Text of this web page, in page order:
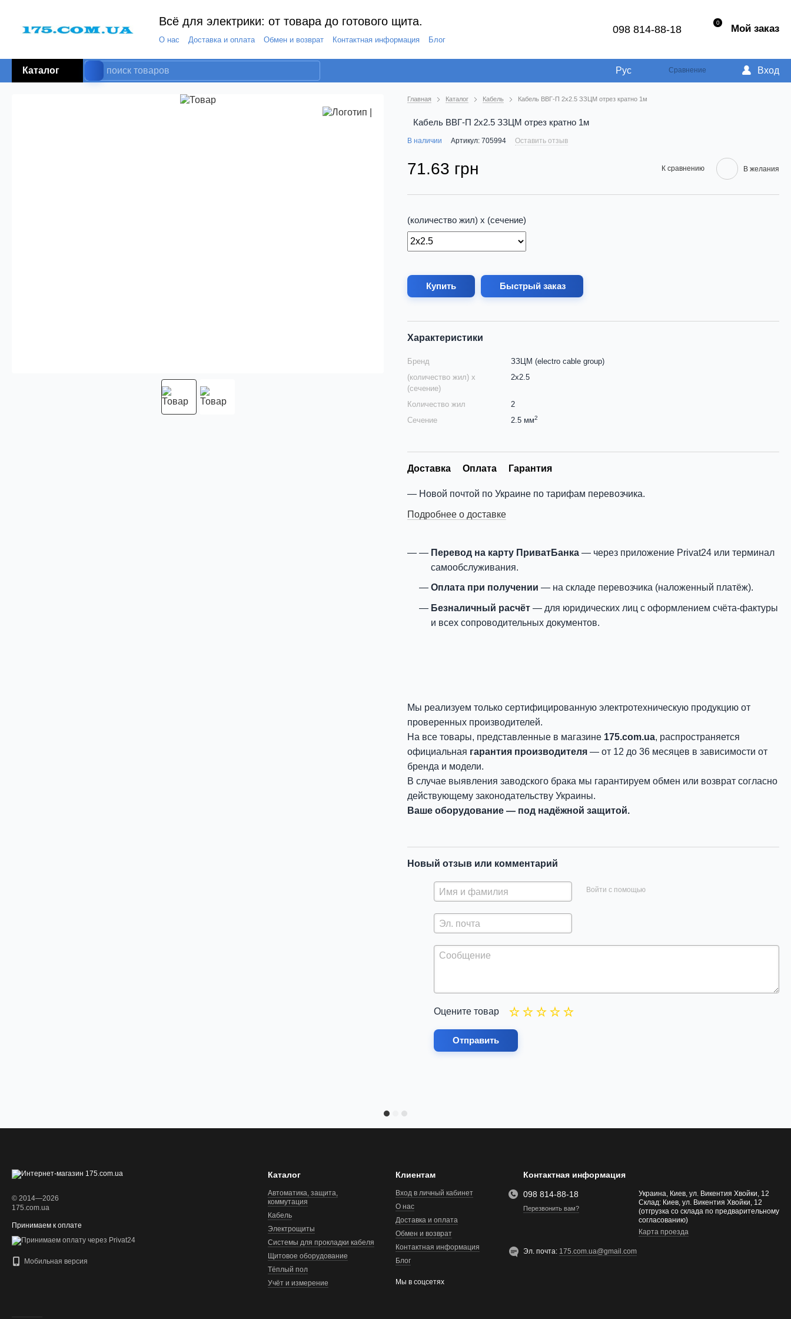
Всё для электрики: от товара до готового щита.
О нас Доставка и оплата Обмен и возврат Контактная информация Блог
098 814-88-18
0 Мой заказ
Каталог Рус Сравнение Вход
Главная Каталог Кабель Кабель ВВГ-П 2х2.5 ЗЗЦМ отрез кратно 1м
Кабель ВВГ-П 2х2.5 ЗЗЦМ отрез кратно 1м
В наличии Артикул: 705994 Оставить отзыв
71.63 грн К сравнению В желания
(количество жил) х (сечение)
Купить Быстрый заказ
Характеристики
Бренд
ЗЗЦМ (electro cable group)
(количество жил) х
(сечение)
2х2.5
Количество жил
2
Сечение
2.5 мм2
Доставка Оплата Гарантия
Новой почтой по Украине по тарифам перевозчика.
Подробнее о доставке
Перевод на карту ПриватБанка — через приложение Privat24 или терминал
самообслуживания.
Оплата при получении — на складе перевозчика (наложенный платёж).
Безналичный расчёт — для юридических лиц с оформлением счёта-фактуры
и всех сопроводительных документов.
Мы реализуем только сертифицированную электротехническую продукцию от
проверенных производителей.
На все товары, представленные в магазине 175.com.ua, распространяется
официальная гарантия производителя — от 12 до 36 месяцев в зависимости от
бренда и модели.
В случае выявления заводского брака мы гарантируем обмен или возврат согласно
действующему законодательству Украины.
Ваше оборудование — под надёжной защитой.
Новый отзыв или комментарий
Войти с помощью
Оцените товар
Отправить
© 2014—2026
175.com.ua
Принимаем к оплате
Мобильная версия
Каталог
Автоматика, защита,
коммутация
Кабель
Электрощиты
Системы для прокладки кабеля
Щитовое оборудование
Тёплый пол
Учёт и измерение
Клиентам
Вход в личный кабинет
О нас
Доставка и оплата
Обмен и возврат
Контактная информация
Блог
Мы в соцсетях
Контактная информация
098 814-88-18
Перезвонить вам?
Украина, Киев, ул. Викентия Хвойки, 12
Склад: Киев, ул. Викентия Хвойки, 12
(отгрузка со склада по предварительному
согласованию)
Карта проезда
Эл. почта: 175.com.ua@gmail.com